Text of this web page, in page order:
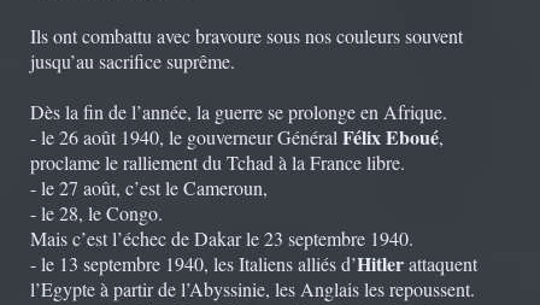
Ils ont combattu avec bravoure sous nos couleurs souvent
jusqu’au sacrifice suprême.
Dès la fin de l’année, la guerre se prolonge en Afrique.
- le 26 août 1940, le gouverneur GénéralFélix Eboué,
proclame le ralliement du Tchad à la France libre.
- le 27 août, c’est le Cameroun,
- le 28, le Congo.
Mais c’est l’échec de Dakar le 23 septembre 1940.
- le 13 septembre 1940, les Italiens alliés d’Hitlerattaquent
l’Egypte à partir de l’Abyssinie, les Anglais les repoussent.